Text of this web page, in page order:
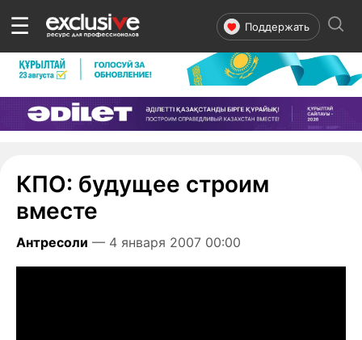
☰ Поддержать
КПО: будущее строим
вместе
Антресоли — 4 января 2007 00:00